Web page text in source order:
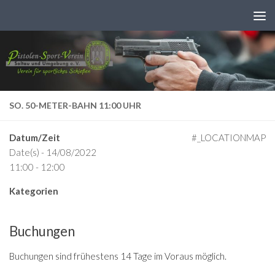
SO. 50-METER-BAHN 11:00 UHR
#_LOCATIONMAP
Datum/Zeit
Date(s) - 14/08/2022
11:00 - 12:00
Kategorien
Buchungen
Buchungen sind frühestens 14 Tage im Voraus möglich.